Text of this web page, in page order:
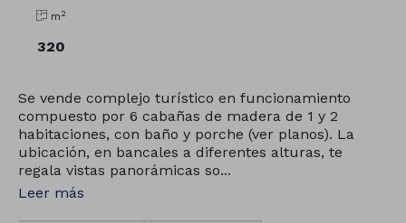
m 2
320
Se vende complejo turístico en funcionamiento
compuesto por 6 cabañas de madera de 1 y 2
habitaciones, con baño y porche (ver planos). La
ubicación, en bancales a diferentes alturas, te
regala vistas panorámicas so...
Leer más